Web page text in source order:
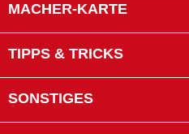
MACHER-KARTE
TIPPS & TRICKS
SONSTIGES